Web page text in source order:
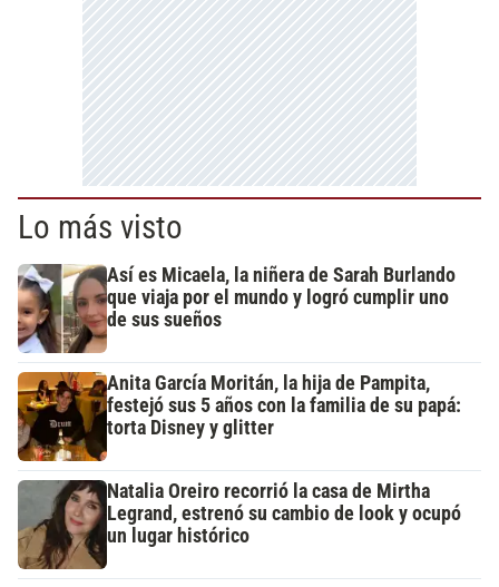
Lo más visto
Así es Micaela, la niñera de Sarah Burlando
que viaja por el mundo y logró cumplir uno
de sus sueños
Anita García Moritán, la hija de Pampita,
festejó sus 5 años con la familia de su papá:
torta Disney y glitter
Natalia Oreiro recorrió la casa de Mirtha
Legrand, estrenó su cambio de look y ocupó
un lugar histórico